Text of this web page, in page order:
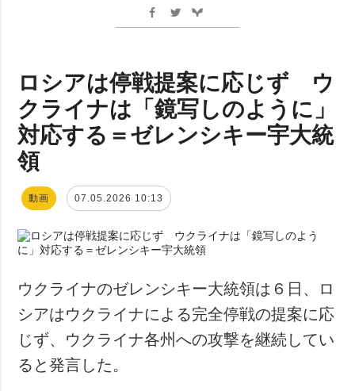
ロシアは停戦提案に応じず ウ
クライナは「鏡写しのように」
対応する＝ゼレンシキー宇大統
領
動画 07.05.2026 10:13
ウクライナのゼレンシキー大統領は６日、ロ
シアはウクライナによる完全停戦の提案に応
じず、ウクライナ各州への攻撃を継続してい
ると発言した。